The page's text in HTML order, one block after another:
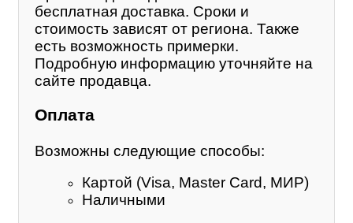
бесплатная доставка. Сроки и
стоимость зависят от региона. Также
есть возможность примерки.
Подробную информацию уточняйте на
сайте продавца.
Оплата
Возможны следующие способы:
Картой (Visa, Master Card, МИР)
Наличными